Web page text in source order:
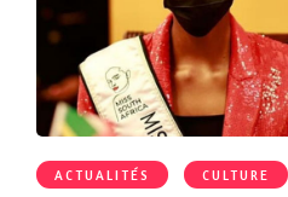
ACTUALITÉS CULTURE